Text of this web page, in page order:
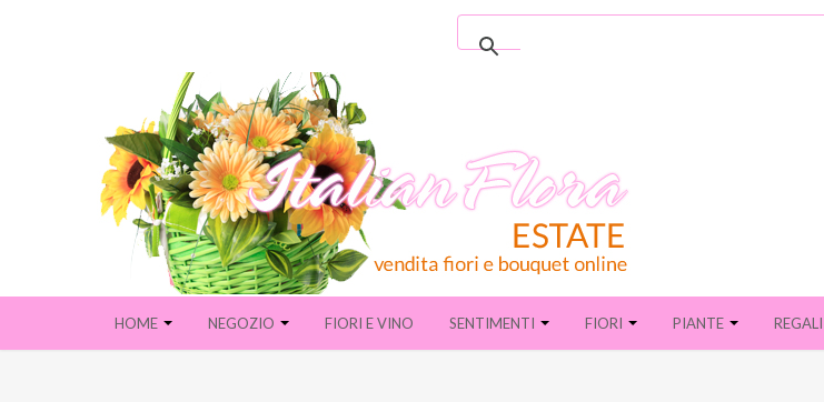
HOME NEGOZIO FIORI E VINO SENTIMENTI FIORI PIANTE REGALI